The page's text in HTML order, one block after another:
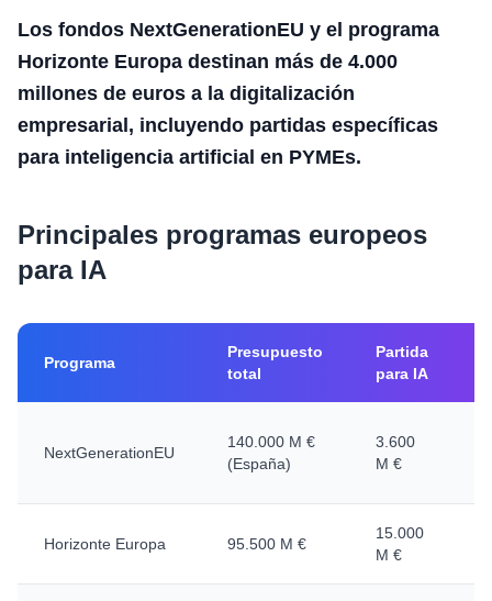
Los fondos NextGenerationEU y el programa
Horizonte Europa destinan más de 4.000
millones de euros a la digitalización
empresarial, incluyendo partidas específicas
para inteligencia artificial en PYMEs.
Principales programas europeos
para IA
Programa
Presupuesto
total
Partida
para IA
NextGenerationEU
140.000 M €
(España)
3.600
M €
Horizonte Europa 95.500 M €
15.000
M €